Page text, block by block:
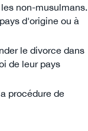
non-musulmans.
d'origine ou à
le divorce dans
de leur pays
procédure de